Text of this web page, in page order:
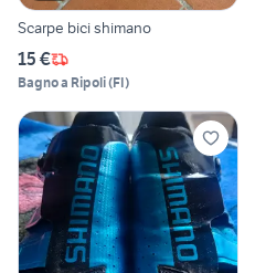
Scarpe bici shimano
15 €
Bagno a Ripoli(FI)